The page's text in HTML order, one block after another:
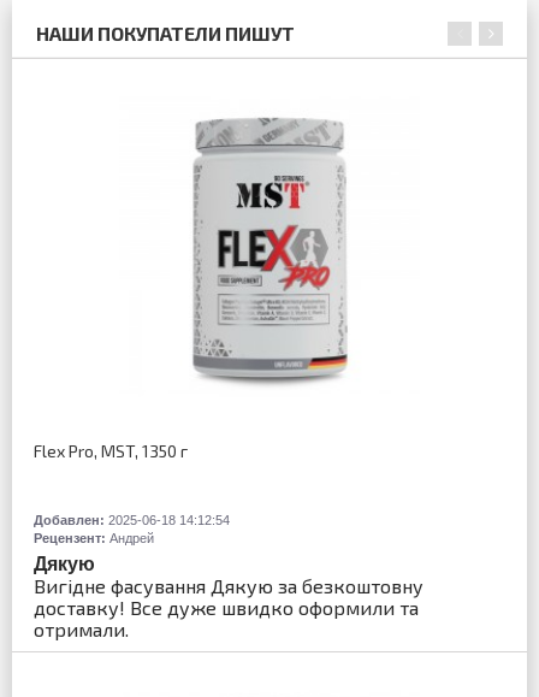
НАШИ ПОКУПАТЕЛИ ПИШУТ
Flex Pro, MST, 1350 г
Добавлен: 2025-06-18 14:12:54
Рецензент: Андрей
Дякую
Вигідне фасування Дякую за безкоштовну
доставку! Все дуже швидко оформили та
отримали.